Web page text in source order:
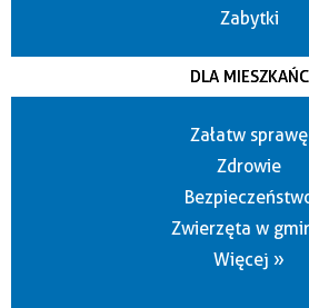
Zabytki
DLA
Załatw sprawę
Zdrowie
Zwierzęta w
Więcej »